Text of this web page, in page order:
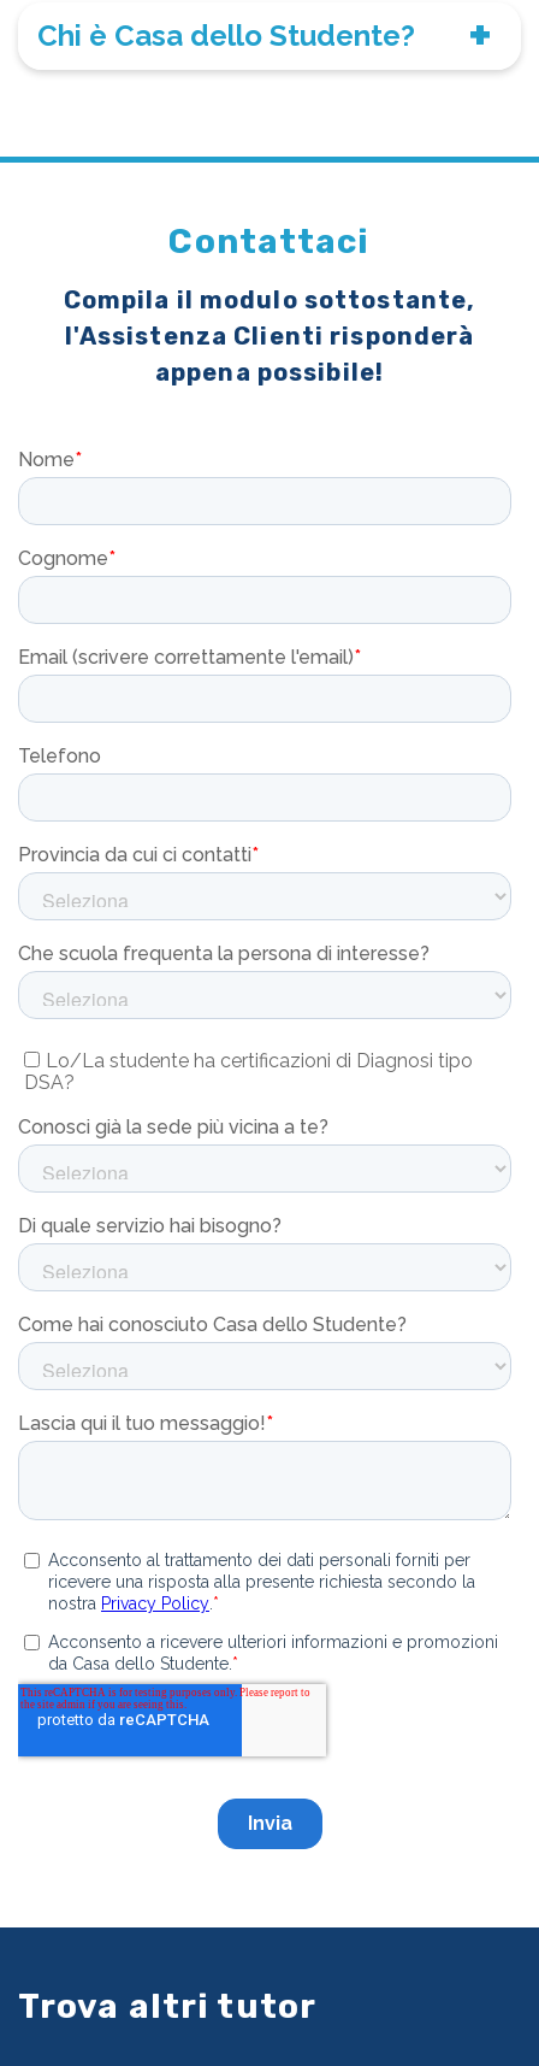
Chi è Casa dello Studente?
Contattaci
Compila il modulo sottostante,
l'Assistenza Clienti risponderà
appena possibile!
Trova altri tutor